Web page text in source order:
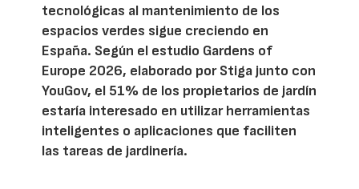
tecnológicas al mantenimiento de los
espacios verdes sigue creciendo en
España. Según el estudio Gardens of
Europe 2026, elaborado por Stiga junto con
YouGov, el 51% de los propietarios de jardín
estaría interesado en utilizar herramientas
inteligentes o aplicaciones que faciliten
las tareas de jardinería.